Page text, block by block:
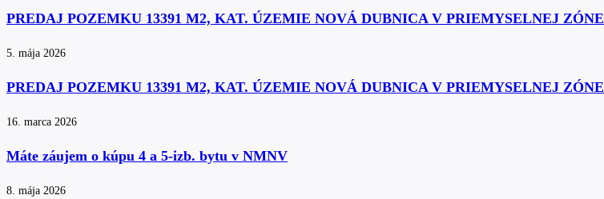
PREDAJ POZEMKU 13391 M2, KAT. ÚZEMIE NOVÁ DUBNICA V PRIEMYSELNEJ ZÓNE
5. mája 2026
PREDAJ POZEMKU 13391 M2, KAT. ÚZEMIE NOVÁ DUBNICA V PRIEMYSELNEJ ZÓNE
16. marca 2026
Máte záujem o kúpu 4 a 5-izb. bytu v NMNV
8. mája 2026